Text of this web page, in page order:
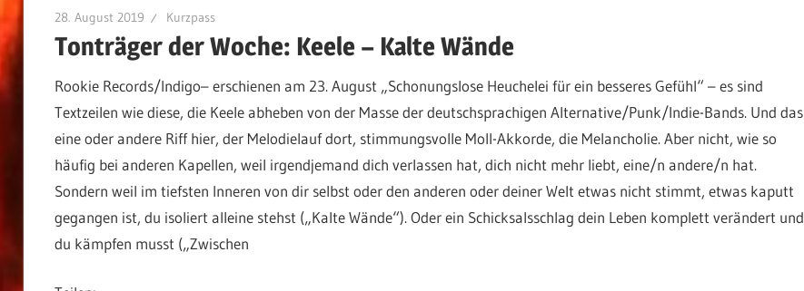
28. August 2019 Kurzpass
Tonträger der Woche: Keele – Kalte Wände
Rookie Records/Indigo– erschienen am 23. August „Schonungslose Heuchelei für ein besseres Gefühl“ – es sind
Textzeilen wie diese, die Keele abheben von der Masse der deutschsprachigen Alternative/Punk/Indie-Bands. Und das
eine oder andere Riff hier, der Melodielauf dort, stimmungsvolle Moll-Akkorde, die Melancholie. Aber nicht, wie so
häufig bei anderen Kapellen, weil irgendjemand dich verlassen hat, dich nicht mehr liebt, eine/n andere/n hat.
Sondern weil im tiefsten Inneren von dir selbst oder den anderen oder deiner Welt etwas nicht stimmt, etwas kaputt
gegangen ist, du isoliert alleine stehst („Kalte Wände“). Oder ein Schicksalsschlag dein Leben komplett verändert und
du kämpfen musst („Zwischen